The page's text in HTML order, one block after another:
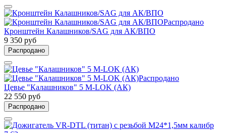
Распродано
Кронштейн Калашников/SAG для АК/ВПО
9 350 руб
Распродано
Распродано
Цевье "Калашников" 5 M-LOK (АК)
22 550 руб
Распродано